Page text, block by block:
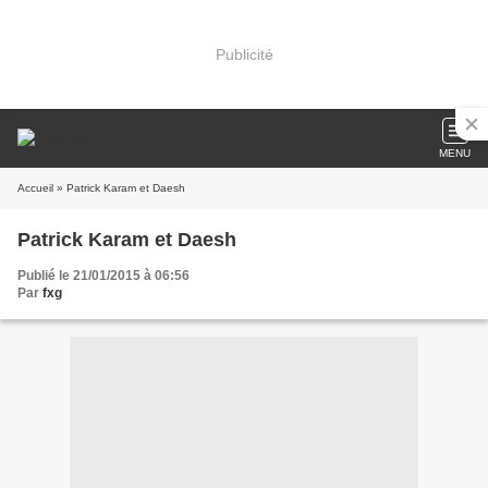
Publicité
MENU
Accueil » Patrick Karam et Daesh
Patrick Karam et Daesh
Publié le 21/01/2015 à 06:56
Par fxg